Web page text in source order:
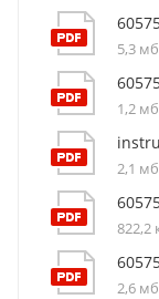
5,3 мб
1,2 мб
2,1 мб
822,2
2,6 мб